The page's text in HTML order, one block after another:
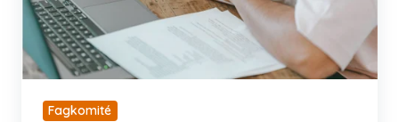
med
frist
1.
2026Fagkomité